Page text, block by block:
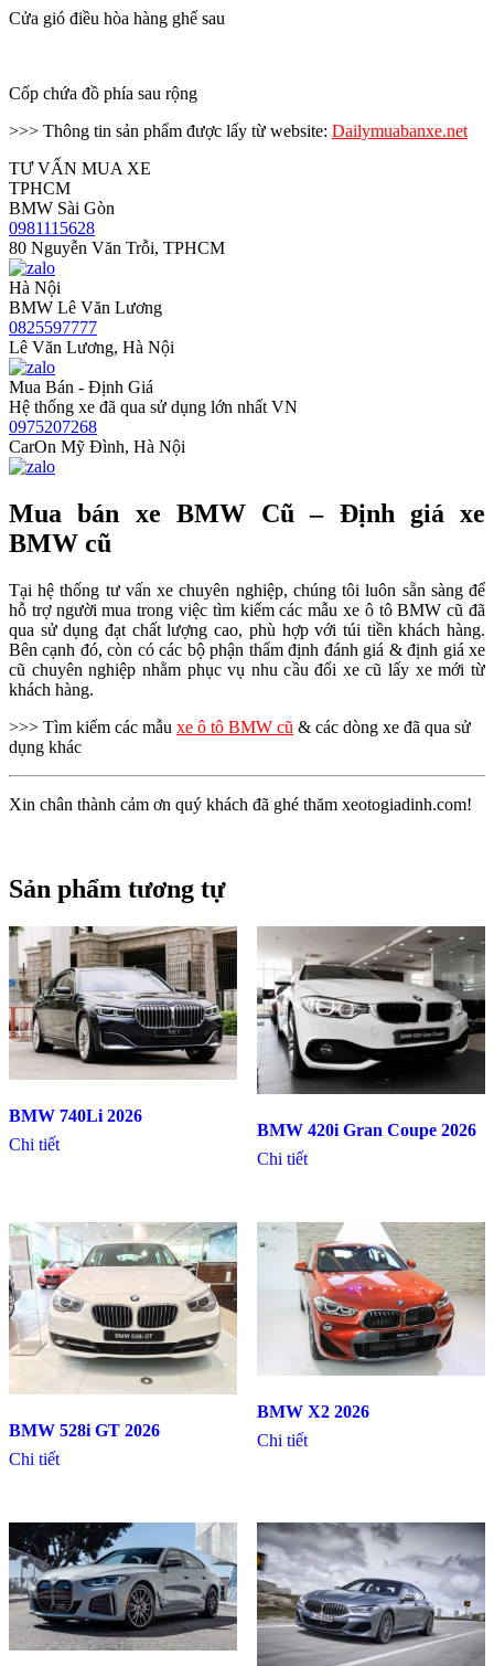
Cửa gió điều hòa hàng ghế sau
Cốp chứa đồ phía sau rộng
>>> Thông tin sản phẩm được lấy từ website: Dailymuabanxe.net
TƯ VẤN MUA XE
TPHCM
BMW Sài Gòn
0981115628
80 Nguyễn Văn Trỗi, TPHCM
Hà Nội
BMW Lê Văn Lương
0825597777
Lê Văn Lương, Hà Nội
Mua Bán - Định Giá
Hệ thống xe đã qua sử dụng lớn nhất VN
0975207268
CarOn Mỹ Đình, Hà Nội
Mua bán xe BMW Cũ – Định giá xe
BMW cũ
Tại hệ thống tư vấn xe chuyên nghiệp, chúng tôi luôn sẵn sàng để
hỗ trợ người mua trong việc tìm kiếm các mẫu xe ô tô BMW cũ đã
qua sử dụng đạt chất lượng cao, phù hợp với túi tiền khách hàng.
Bên cạnh đó, còn có các bộ phận thẩm định đánh giá & định giá xe
cũ chuyên nghiệp nhằm phục vụ nhu cầu đổi xe cũ lấy xe mới từ
khách hàng.
>>> Tìm kiếm các mẫu xe ô tô BMW cũ & các dòng xe đã qua sử
dụng khác
Xin chân thành cảm ơn quý khách đã ghé thăm xeotogiadinh.com!
Sản phẩm tương tự
BMW 740Li 2026
Chi tiết
BMW 420i Gran Coupe 2026
Chi tiết
BMW 528i GT 2026
Chi tiết
BMW X2 2026
Chi tiết